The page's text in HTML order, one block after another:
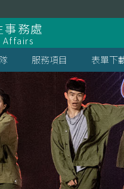
事務處
服務項目 表單下